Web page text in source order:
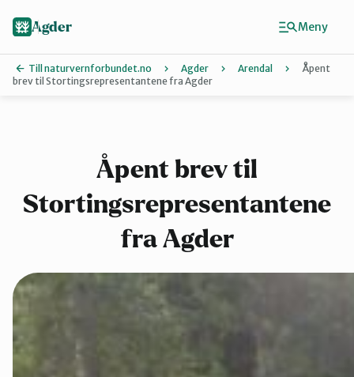
Arendal
Agder
Till naturvernforbundet.no Agder Arendal
Åpent
brev til Stortingsrepresentantene fra Agder
Åpent brev til
Stortingsrepresentantene
fra Agder